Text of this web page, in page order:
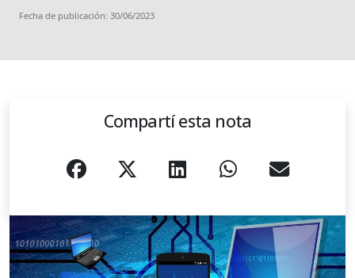
Fecha de publicación: 30/06/2023
Compartí esta nota